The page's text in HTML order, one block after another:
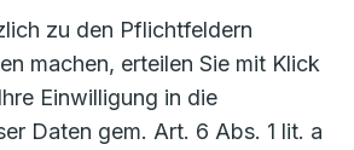
zu den Pflichtfeldern
machen, erteilen Sie mit Klick
Einwilligung in die
Daten gem. Art. 6 Abs. 1 lit. a